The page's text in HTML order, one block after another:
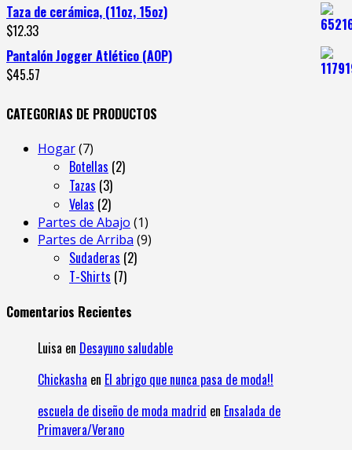
Taza de cerámica, (11oz, 15oz)
$12.33
Pantalón Jogger Atlético (AOP)
$45.57
CATEGORIAS DE PRODUCTOS
Hogar 7
Botellas 2
Tazas 3
Velas 2
Partes de Abajo 1
Partes de Arriba 9
Sudaderas 2
T-Shirts 7
Comentarios Recientes
Luisa en Desayuno saludable
Chickasha en El abrigo que nunca pasa de moda!!
escuela de diseño de moda madrid en Ensalada de
Primavera/Verano